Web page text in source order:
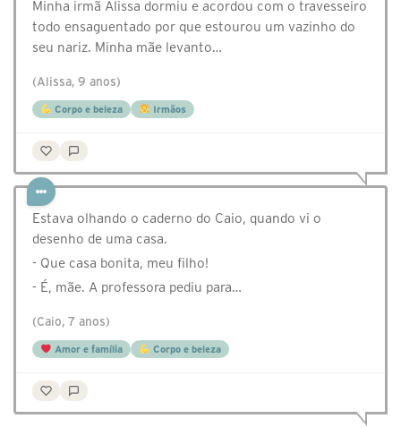
Minha irmã Alissa dormiu e acordou com o travesseiro
todo ensaguentado por que estourou um vazinho do
seu nariz. Minha mãe levanto…
(Alissa, 9 anos)
Corpo e beleza Irmãos
Estava olhando o caderno do Caio, quando vi o
desenho de uma casa.
- Que casa bonita, meu filho!
- É, mãe. A professora pediu para…
(Caio, 7 anos)
Amor e família Corpo e beleza